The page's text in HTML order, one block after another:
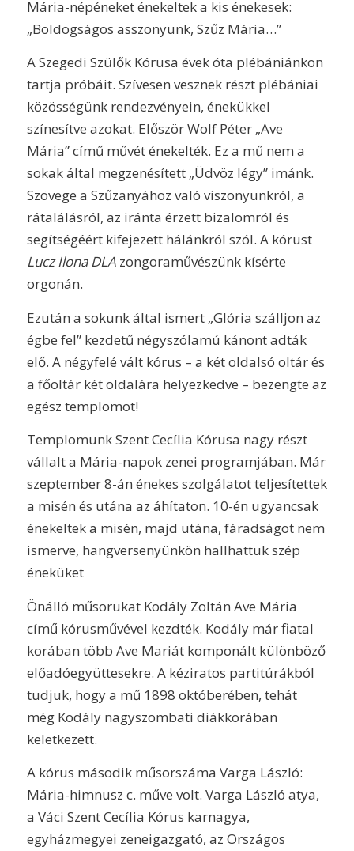
Mária-népéneket énekeltek a kis énekesek:
„Boldogságos asszonyunk, Szűz Mária…”
A Szegedi Szülők Kórusa évek óta plébániánkon
tartja próbáit. Szívesen vesznek részt plébániai
közösségünk rendezvényein, énekükkel
színesítve azokat. Először Wolf Péter „Ave
Mária” című művét énekelték. Ez a mű nem a
sokak által megzenésített „Üdvöz légy” imánk.
Szövege a Szűzanyához való viszonyunkról, a
rátalálásról, az iránta érzett bizalomról és
segítségéért kifejezett hálánkról szól. A kórust
Lucz Ilona DLAzongoraművészünk kísérte
orgonán.
Ezután a sokunk által ismert „Glória szálljon az
égbe fel” kezdetű négyszólamú kánont adták
elő. A négyfelé vált kórus – a két oldalsó oltár és
a főoltár két oldalára helyezkedve – bezengte az
egész templomot!
Templomunk Szent Cecília Kórusa nagy részt
vállalt a Mária-napok zenei programjában. Már
szeptember 8-án énekes szolgálatot teljesítettek
a misén és utána az áhítaton. 10-én ugyancsak
énekeltek a misén, majd utána, fáradságot nem
ismerve, hangversenyünkön hallhattuk szép
éneküket
Önálló műsorukat Kodály Zoltán Ave Mária
című kórusművével kezdték. Kodály már fiatal
korában több Ave Mariát komponált különböző
előadóegyüttesekre. A kéziratos partitúrákból
tudjuk, hogy a mű 1898 októberében, tehát
még Kodály nagyszombati diákkorában
keletkezett.
A kórus második műsorszáma Varga László:
Mária-himnusz c. műve volt. Varga László atya,
a Váci Szent Cecília Kórus karnagya,
egyházmegyei zeneigazgató, az Országos